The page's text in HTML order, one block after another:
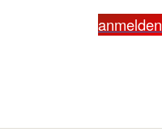
anmelden